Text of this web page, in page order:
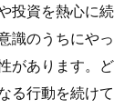
投資を熱心に
識のうちにや
があります。
る行動を続け